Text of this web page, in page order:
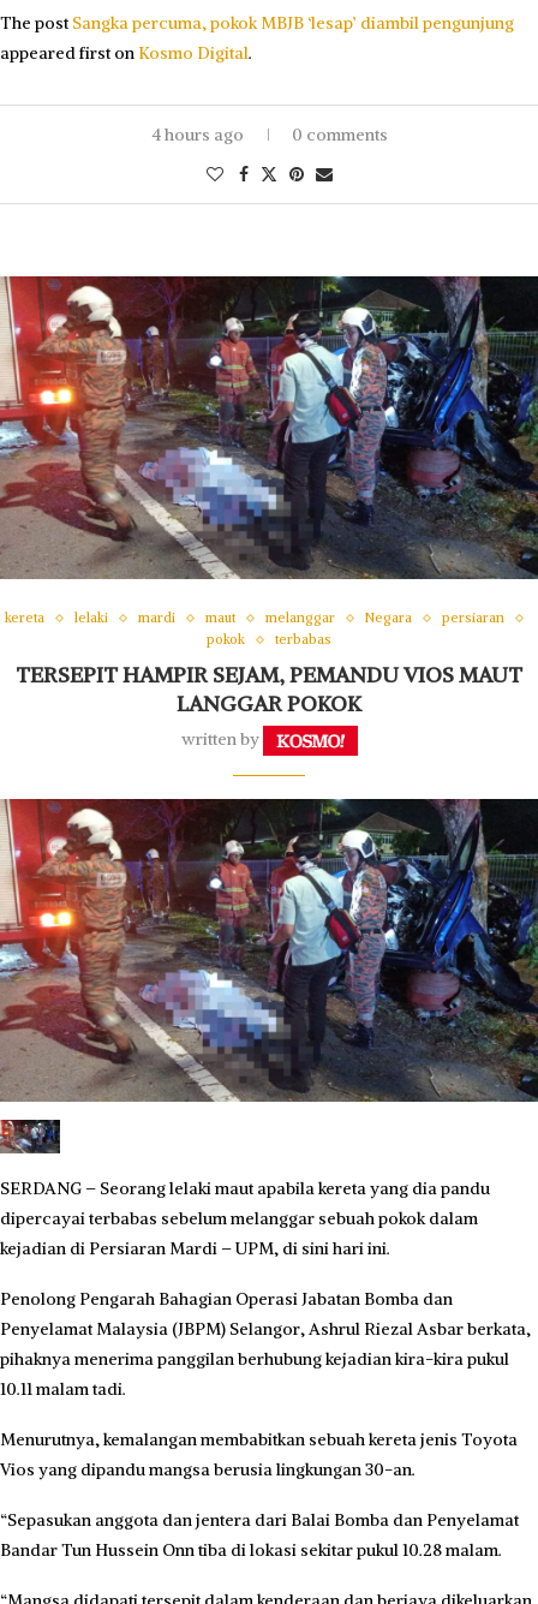
The postSangka percuma, pokok MBJB ‘lesap’ diambil pengunjung
appeared first on Kosmo Digital.
4 hours ago 0 comments
kereta lelaki mardi maut melanggar Negara
persiaran
pokok
terbabas
TERSEPIT HAMPIR SEJAM, PEMANDU VIOS MAUT
LANGGAR POKOK
written by
SERDANG – Seorang lelaki maut apabila kereta yang dia pandu
dipercayai terbabas sebelum melanggar sebuah pokok dalam
kejadian di Persiaran Mardi – UPM, di sini hari ini.
Penolong Pengarah Bahagian Operasi Jabatan Bomba dan
Penyelamat Malaysia (JBPM) Selangor, Ashrul Riezal Asbar berkata,
pihaknya menerima panggilan berhubung kejadian kira-kira pukul
10.11 malam tadi.
Menurutnya, kemalangan membabitkan sebuah kereta jenis Toyota
Vios yang dipandu mangsa berusia lingkungan 30-an.
“Sepasukan anggota dan jentera dari Balai Bomba dan Penyelamat
Bandar Tun Hussein Onn tiba di lokasi sekitar pukul 10.28 malam.